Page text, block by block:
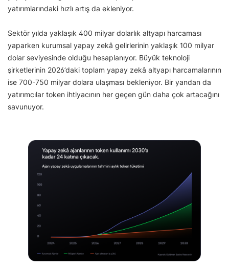
yatırımlarındaki hızlı artış da ekleniyor.
Sektör yılda yaklaşık 400 milyar dolarlık altyapı harcaması
yaparken kurumsal yapay zekâ gelirlerinin yaklaşık 100 milyar
dolar seviyesinde olduğu hesaplanıyor. Büyük teknoloji
şirketlerinin 2026’daki toplam yapay zekâ altyapı harcamalarının
ise 700-750 milyar dolara ulaşması bekleniyor. Bir yandan da
yatırımcılar token ihtiyacının her geçen gün daha çok artacağını
savunuyor.